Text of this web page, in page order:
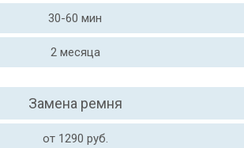
30-60 мин
2 месяца
Замена ремня
от 1290 руб.